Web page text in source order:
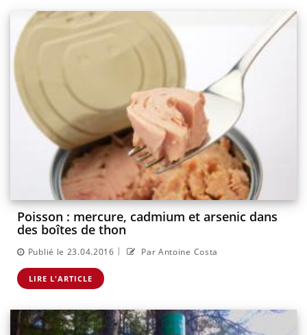
Poisson : mercure, cadmium et arsenic dans
des boîtes de thon
Publié le 23.04.2016 | Par Antoine Costa
LIRE L'ARTICLE